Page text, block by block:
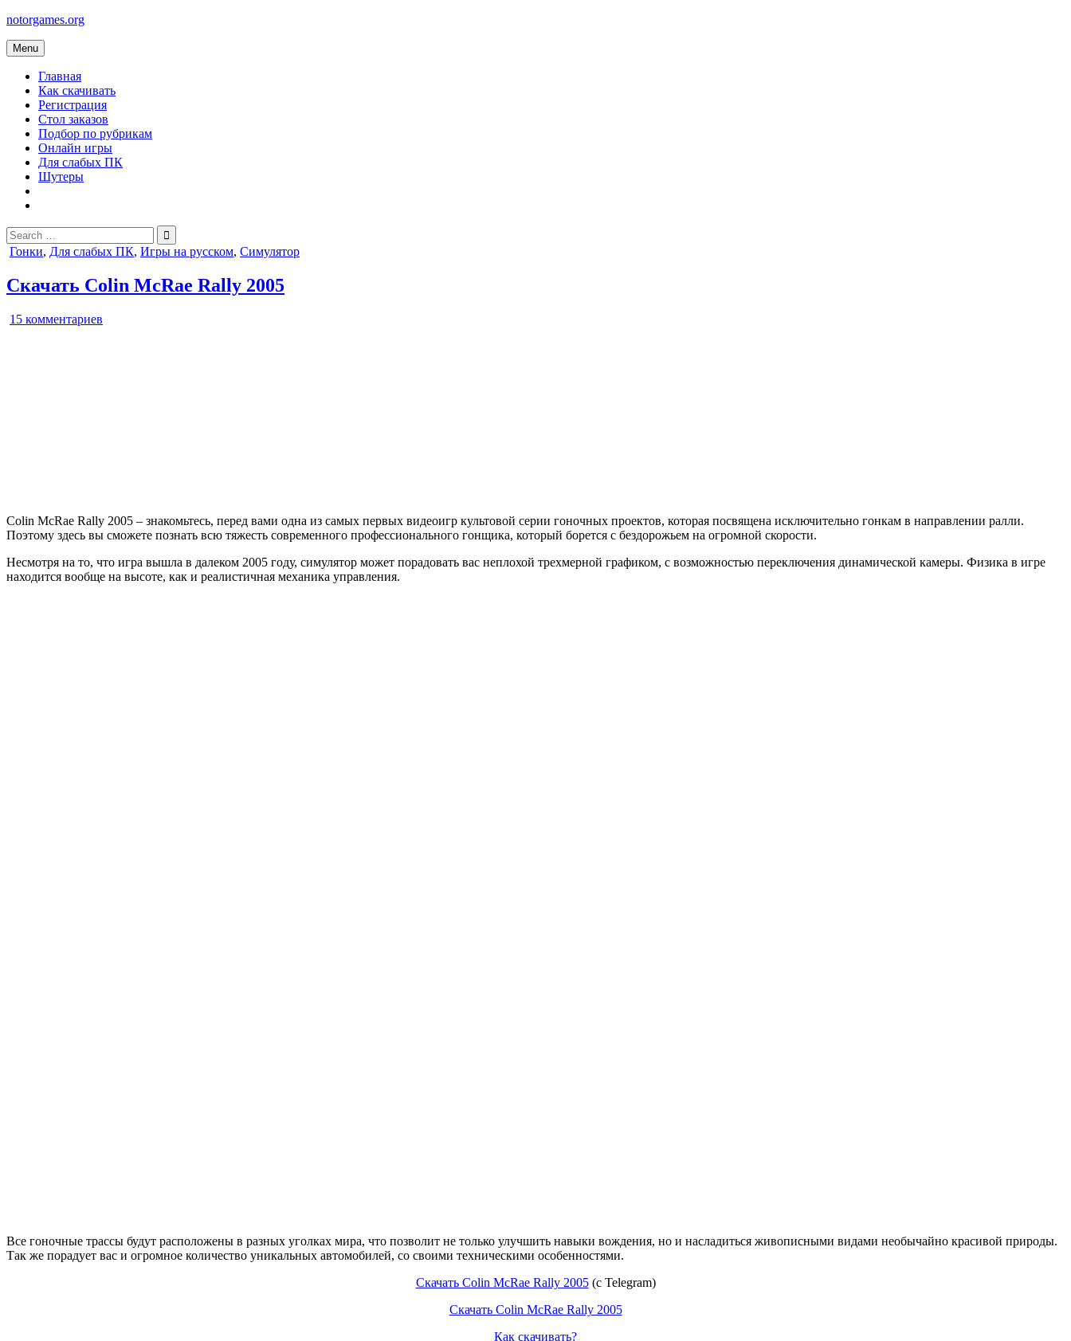
Skip
content
notorgames.org
Menu
Главная
Как скачивать
Регистрация
Стол заказов
Подбор по рубрикам
Онлайн игры
Для слабых ПК
Шутеры
Search
for:
Posted
Гонки, Для слабых ПК, Игры на русском, Симулятор
Скачать Colin McRae Rally 2005
15 комментариев
Colin McRae Rally 2005 – знакомьтесь, перед вами одна из самых первых видеоигр культовой серии гоночных проектов, которая посвящена исключительно гонкам в направлении ралли.
Поэтому здесь вы сможете познать всю тяжесть современного профессионального гонщика, который борется с бездорожьем на огромной скорости.
Несмотря на то, что игра вышла в далеком 2005 году, симулятор может порадовать вас неплохой трехмерной графиком, с возможностью переключения динамической камеры. Физика в игре
находится вообще на высоте, как и реалистичная механика управления.
Все гоночные трассы будут расположены в разных уголках мира, что позволит не только улучшить навыки вождения, но и насладиться живописными видами необычайно красивой природы.
Так же порадует вас и огромное количество уникальных автомобилей, со своими техническими особенностями.
Скачать Colin McRae Rally 2005(c Telegram)
Скачать Colin McRae Rally 2005
Как скачивать?